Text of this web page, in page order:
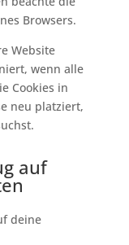
Browsers.
Website
wenn alle
Cookies in
neu platziert,
auf
deine